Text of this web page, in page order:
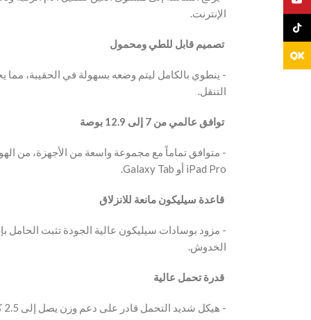
الإنترنت.
‫ تصميم قابل للطي ومحمول
‫- ينطوي بالكامل ليتم وضعه بسهولة في الحقيبة، مما
التنقل.
‫ توافق عالمي من 7 إلى 12.9 بوصة
‫- متوافق تماماً مع مجموعة واسعة من الأجهزة، من
iPad Pro أو Galaxy Tab.
‫ قاعدة سيليكون مانعة للانزلاق
‫- مزود بوسادات سيليكون عالية الجودة تثبت
الخدوش.
‫ قدرة تحمل عالية
‫- هيكل شديد التحمل قادر على دعم وزن يصل إلى 2.5 كجم مع الحفاظ على ثبات مثالي وتوازن تام.